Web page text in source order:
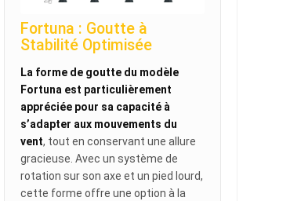
Fortuna : Goutte à
Stabilité Optimisée
La forme de goutte du modèle
Fortuna est particulièrement
appréciée pour sa capacité à
s’adapter aux mouvements du
vent, tout en conservant une allure
gracieuse. Avec un système de
rotation sur son axe et un pied lourd,
cette forme offre une option à la